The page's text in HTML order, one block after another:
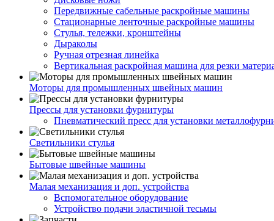
Передвижные сабельные раскройные машины
Стационарные ленточные раскройные машины
Стулья, тележки, кронштейны
Дыраколы
Ручная отрезная линейка
Вертикальная раскройная машина для резки
Моторы для промышленных швейных машин
Прессы для установки фурнитуры
Пневматический пресс для установки
Светильники стулья
Бытовые швейные машины
Малая механизация и доп. устройства
Вспомогательное оборудование
Устройство подачи эластичной тесьмы